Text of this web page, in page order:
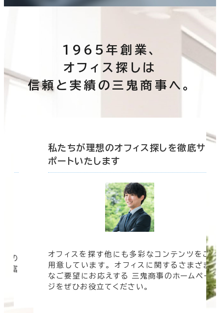
1965年創業、
オフィス探しは
信頼と実績の三鬼商事へ。
の
豊富
私たちが理想のオフィス探しを徹底サ
ポートいたします
オフィスを探す他にも多彩なコンテンツをご
用意しています。 オフィスに関するさまざま
なご要望にお応えする 三鬼商事のホームペー
ジをぜひお役立てください。